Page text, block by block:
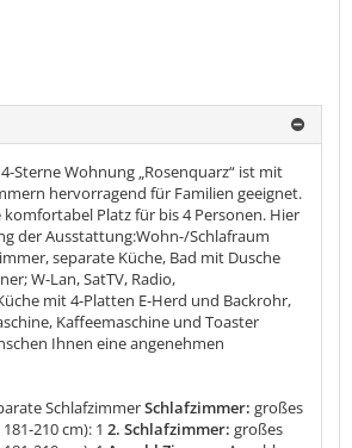
Sterne Wohnung „Rosenquarz“ ist mit
hervorragend für Familien geeignet.
Platz für bis 4 Personen. Hier
der Ausstattung:Wohn-/Schlafraum
separate Küche, Bad mit Dusche
W-Lan, SatTV, Radio,
mit 4-Platten E-Herd und Backrohr,
Kaffeemaschine und Toaster
Ihnen eine angenehmen
SchlafzimmerSchlafzimmer: großes
210 cm): 1 2. Schlafzimmer: großes